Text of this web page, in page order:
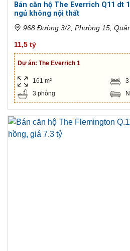
Bán căn hộ The Everrich Q11 dt
ngủ không nội thất
968 Đường 3/2, Phường 15,
11,5 tỷ
Dự án: The Everrich 1
161 m²
3 phòng